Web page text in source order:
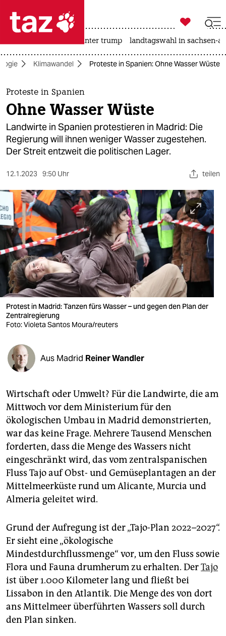
 taz zahl ich
taz zahl ich
themen
politik
öko
sport
berlin
nord
wahrheit
verlag
verlag
shop
fragen & hilfe
unterstützen
abo
genossenschaft
epaper login

taz zahl ich
usa unter trump landtagswahl in sachsen-
Klimawandel Proteste in Spanien: Ohne Wasser Wüste
Proteste in Spanien
Ohne Wasser Wüste
Landwirte in Spanien protestieren in Madrid: Die
Regierung will ihnen weniger Wasser zugestehen.
Der Streit entzweit die politischen Lager.
12.1.2023 9:50 Uhr teilen
Protest in Madrid: Tanzen fürs Wasser – und gegen den Plan der
Zentralregierung
Foto: Violeta Santos Moura/reuters
Aus Madrid Reiner Wandler
Wirtschaft oder Umwelt? Für die Landwirte, die am
Mittwoch vor dem Ministerium für den
ökologischen Umbau in Madrid demonstrierten,
war das keine Frage. Mehrere Tausend Menschen
forderten, dass die Menge des Wassers nicht
eingeschränkt wird, das vom zentralspanischen
Fluss Tajo auf Obst- und Gemüseplantagen an der
Mittelmeerküste rund um Alicante, Murcia und
Almeria geleitet wird.
Grund der Aufregung ist der „Tajo-Plan 2022–2027“.
Er sieht eine „ökologische
Mindestdurchflussmenge“ vor, um den Fluss sowie
Flora und Fauna drumherum zu erhalten. DerTajo
ist über 1.000 Kilometer lang und fließt bei
Lissabon in den Atlantik. Die Menge des von dort
ans Mittelmeer überführten Wassers soll durch
den Plan sinken.